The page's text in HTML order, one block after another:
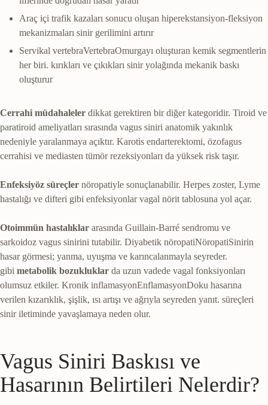
Araç içi trafik kazaları sonucu oluşan hiperekstansiyon-fleksiyon
mekanizmaları sinir gerilimini artırır
Servikal vertebraVertebraOmurgayı oluşturan kemik segmentlerin
her biri. kırıkları ve çıkıkları sinir yolağında mekanik baskı
oluşturur
Cerrahi müdahaleler dikkat gerektiren bir diğer kategoridir. Tiroid ve
paratiroid ameliyatları sırasında vagus siniri anatomik yakınlık
nedeniyle yaralanmaya açıktır. Karotis endarterektomi, özofagus
cerrahisi ve mediasten tümör rezeksiyonları da yüksek risk taşır.
Enfeksiyöz süreçler nöropatiyle sonuçlanabilir. Herpes zoster, Lyme
hastalığı ve difteri gibi enfeksiyonlar vagal nörit tablosuna yol açar.
Otoimmün hastalıklar arasında Guillain-Barré sendromu ve
sarkoidoz vagus sinirini tutabilir. Diyabetik nöropatiNöropatiSinirin
hasar görmesi; yanma, uyuşma ve karıncalanmayla seyreder.
gibi metabolik bozukluklar da uzun vadede vagal fonksiyonları
olumsuz etkiler. Kronik inflamasyonEnflamasyonDoku hasarına
verilen kızarıklık, şişlik, ısı artışı ve ağrıyla seyreden yanıt. süreçleri
sinir iletiminde yavaşlamaya neden olur.
Vagus Siniri Baskısı ve
Hasarının Belirtileri Nelerdir?